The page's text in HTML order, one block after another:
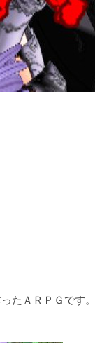
たＡＲＰＧです。